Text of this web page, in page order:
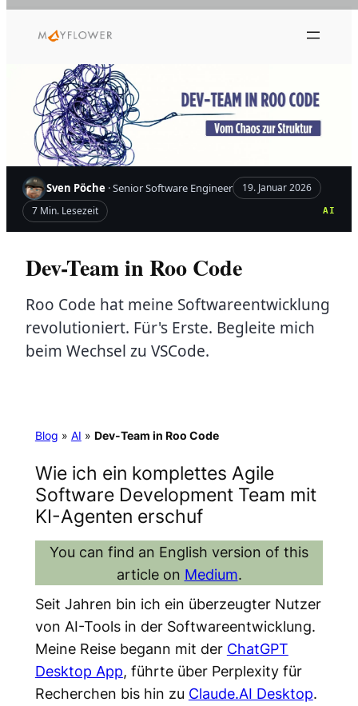
Inhalt
Sven Pöche · Senior Software Engineer
19. Januar 2026
7 Min. Lesezeit
AI
Dev-Team in Roo Code
Roo Code hat meine Softwareentwicklung
revolutioniert. Für's Erste. Begleite mich
beim Wechsel zu VSCode.
Blog » AI » Dev-Team in Roo Code
Wie ich ein komplettes Agile
Software Development Team mit
KI-Agenten erschuf
You can find an English version of this
article on Medium.
Seit Jahren bin ich ein überzeugter Nutzer
von AI-Tools in der Softwareentwicklung.
Meine Reise begann mit der ChatGPT
Desktop App, führte über Perplexity für
Recherchen bis hin zu Claude.AI Desktop.